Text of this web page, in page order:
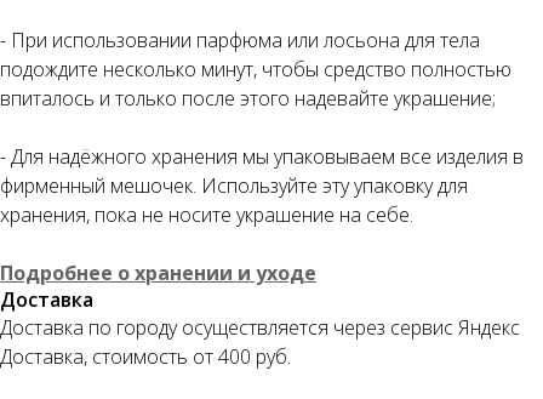
- При использовании парфюма или лосьона для тела
подождите несколько минут, чтобы средство полностью
впиталось и только после этого надевайте украшение;
- Для надёжного хранения мы упаковываем все изделия в
фирменный мешочек. Используйте эту упаковку для
хранения, пока не носите украшение на себе.
Подробнее о хранении и уходе
Доставка
Доставка по городу осуществляется через сервис Яндекс
Доставка, стоимость от 400 руб.